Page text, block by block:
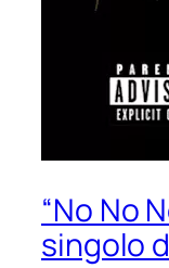
“No No
singolo